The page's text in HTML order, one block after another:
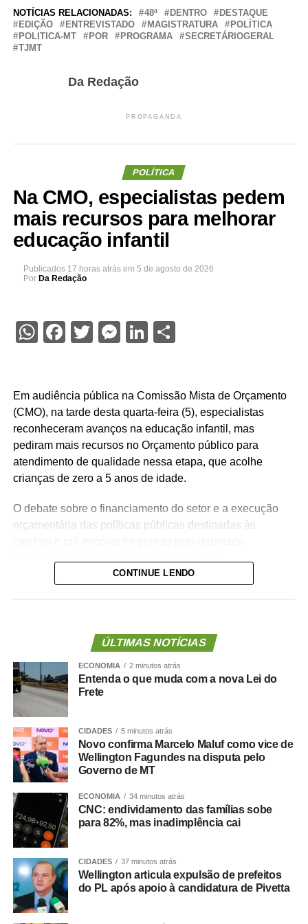
NOTÍCIAS RELACIONADAS: 48ª DENTRO
DESTAQUE
EDIÇÃO
ENTREVISTADO MAGISTRATURA
POLÍTICA
POLITICA-MT
POR PROGRAMA
SECRETÁRIOGERAL
TJMT
Da Redação
PROPAGANDA
POLÍTICA
Na CMO, especialistas pedem
mais recursos para melhorar
educação infantil
Publicados 17 horas atrás em 5 de agosto de 2026
Por Da Redação
WhatsApp
Facebook
TwitterMessenger
LinkedIn
Em audiência pública na Comissão Mista de Orçamento
(CMO), na tarde desta quarta-feira (5), especialistas
reconheceram avanços na educação infantil, mas
pediram mais recursos no Orçamento público para
atendimento de qualidade nessa etapa, que acolhe
crianças de zero a 5 anos de idade.
O debate sobre o financiamento do setor e a execução
orçamentária das políticas públicas destinadas às
— Estamos aqui pensando e discutindo o Orçamento do
de acompanhamento e rastreio dos recursos públicos
O deputado estadual Carlos Giannazi (PSOL-SP), que
também é professor, afirmou que a qualidade da
educação infantil passa pela discussão de vários temas,
como piso salarial dos docentes, concurso público,
formação de profissionais e estrutura de escolas e
creches.
Giannazi manifestou preocupação com a transferência de
recursos públicos para organizações sociais, o que
promoveria uma “terceirização da educação”. Segundo o
deputado, o dinheiro público precisa ser investido pelos
governos de forma eficiente e direta nas creches e
escolas públicas.
— Defendemos uma educação pública gratuita e de
CONTINUE LENDO
ÚLTIMAS NOTÍCIAS
ECONOMIA 2 minutos atrás
Entenda o que muda com a nova Lei do
Frete
CIDADES 5 minutos atrás
Novo confirma Marcelo Maluf como vice de
Wellington Fagundes na disputa pelo
Governo de MT
ECONOMIA 34 minutos atrás
CNC: endividamento das famílias sobe
para 82%, mas inadimplência cai
CIDADES 37 minutos atrás
Wellington articula expulsão de prefeitos
do PL após apoio à candidatura de Pivetta